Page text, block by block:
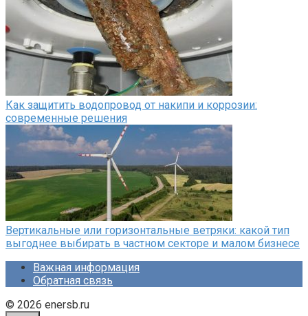
Как защитить водопровод от накипи и коррозии:
современные решения
Вертикальные или горизонтальные ветряки: какой тип
выгоднее выбирать в частном секторе и малом бизнесе
Важная информация
Обратная связь
© 2026 enersb.ru